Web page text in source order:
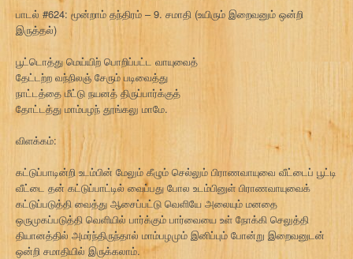
பாடல் #624: மூன்றாம் தந்திரம் – 9. சமாதி (உயிரும் இறைவனும் ஒன்றி
இருத்தல்)
பூட்டொத்து மெய்யிற் பொறிப்பட்ட வாயுவைத்
தேட்டற்ற வந்நிலஞ் சேரும் படிவைத்து
நாட்டத்தை மீட்டு நயனத் திருப்பார்க்குத்
தோட்டத்து மாம்பழந் தூங்கலு மாமே.
விளக்கம்:
கட்டுப்பாடின்றி உடம்பின் மேலும் கீழும் செல்லும் பிராணவாயுவை வீட்டைப் பூட்டி
வீட்டை தன் கட்டுப்பாட்டில் வைப்பது போல உடம்பினுள் பிராணவாயுவைக்
கட்டுப்படுத்தி வைத்து ஆசைப்பட்டு வெளியே அலையும் மனதை
ஒருமுகப்படுத்தி வெளியில் பார்க்கும் பார்வையை உள் நோக்கி செலுத்தி
தியானத்தில் அமர்ந்திருந்தால் மாம்பழமும் இனிப்பும் போன்று இறைவனுடன்
ஒன்றி சமாதியில் இருக்கலாம்.